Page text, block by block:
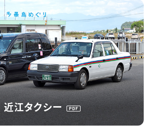
近江タクシー